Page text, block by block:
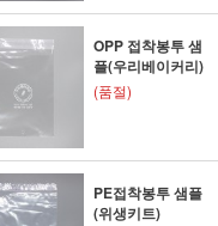
OPP 접착봉투 샘
플(우리베이커리)
(품절)
PE접착봉투 샘플
(위생키트)